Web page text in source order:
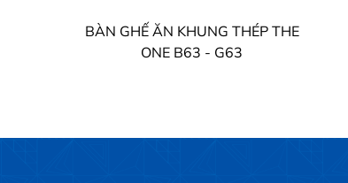
BÀN GHẾ ĂN KHUNG THÉP THE
ONE B63 - G63